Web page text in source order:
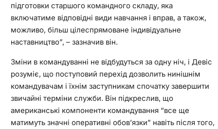
підготовки старшого командного складу, яка
включатиме відповідні види навчання і вправ, а також,
можливо, більш цілеспрямоване індивідуальне
наставництво”, – зазначив він.
Зміни в командуванні не відбудуться за одну ніч, і Девіс
розуміє, що поступовий перехід дозволить нинішнім
командувачам і їхнім заступникам спочатку завершити
звичайні терміни служби. Він підкреслив, що
американські компоненти командування “все ще
матимуть значні оперативні обов’язки” навіть після того,